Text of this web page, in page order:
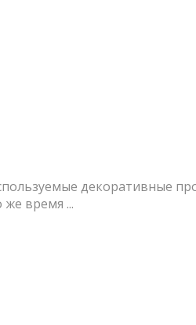
декоративные
время ...